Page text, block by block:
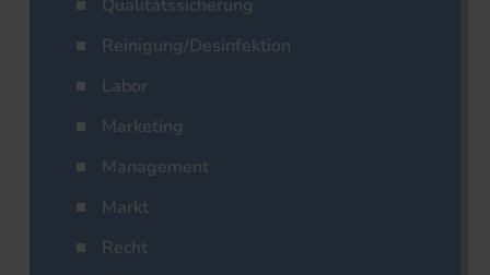
Qualitätssicherung
Reinigung/Desinfektion
Labor
Marketing
Management
Markt
Recht